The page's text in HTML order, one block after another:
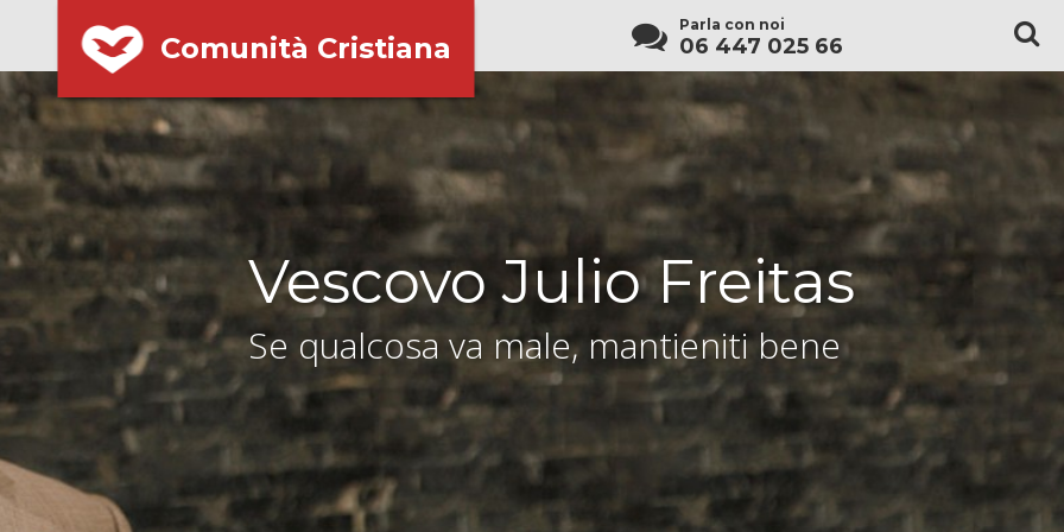
Comunità Cristiana
Parla con noi
06 447 025 66
Vescovo Julio Freitas
Se qualcosa va male, mantieniti bene